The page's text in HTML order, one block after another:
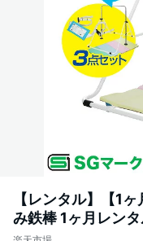
【レンタル】【1
み鉄棒 1ヶ月レン
ク取得 逆上がり て